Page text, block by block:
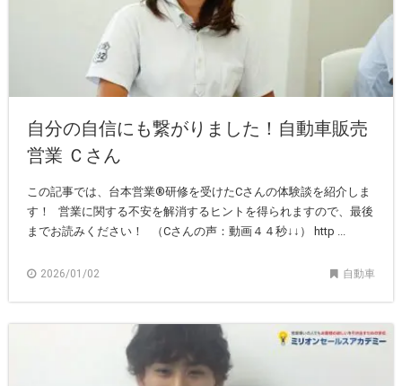
自分の自信にも繋がりました！自動車販売
営業 Ｃさん
この記事では、台本営業®研修を受けたCさんの体験談を紹介しま
す！ 営業に関する不安を解消するヒントを得られますので、最後
までお読みください！ （Cさんの声：動画４４秒↓↓） http ...
2026/01/02 自動車